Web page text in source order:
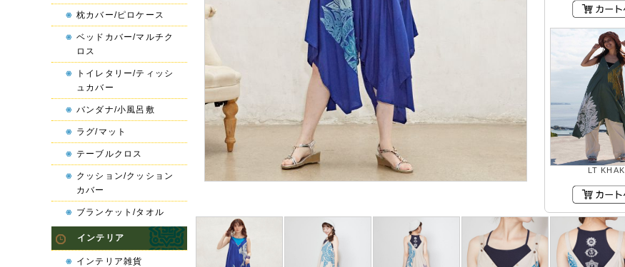
LT KHAKI
枕カバー/ピロケース
ベッドカバー/マルチク
ロス
トイレタリー/ティッシ
ュカバー
バンダナ/小風呂敷
ラグ/マット
テーブルクロス
クッション/クッション
カバー
ブランケット/タオル
インテリア
インテリア雑貨